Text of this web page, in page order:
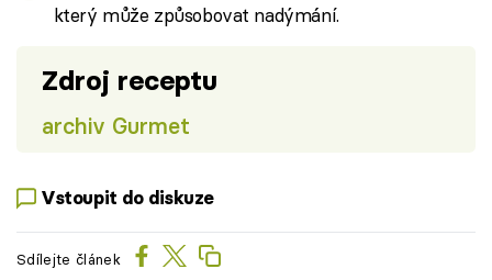
který může způsobovat nadýmání.
Zdroj receptu
archiv Gurmet
Vstoupit do diskuze
Sdílejte článek